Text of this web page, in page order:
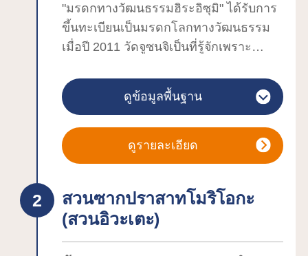
"มรดกทางวัฒนธรรมฮิระอิซุมิ" ได้รับการ
ขึ้นทะเบียนเป็นมรดกโลกทางวัฒนธรรม
เมื่อปี 2011 วัดจูซนจิเป็นที่รู้จักเพราะ
อย่างสวยงามอลังการ แต่ก็ยังมีจุดน่าชม
อื่นๆ อีกมากมาย! ไม่ว่าจะเป็น "วิหารเบงเค
เป็นต้น
วัดจูซนจิสร้างขึ้นเมื่อปี 850 โดยพระที่มี
กระทั่งต้นศตวรรษที่ 12 คิโยะฮิระ ผู้ครอง
แคว้นโอชูรุ่นแรกของตระกูลฟุจิวะระก็ได้
สร้างวัดขนาดใหญ่ขึ้น เพื่ออธิษฐานให้
ดูข้อมูลพื้นฐาน
ดูรายละเอียด
สวนซากปราสาทโมริโอกะ
(สวนอิวะเตะ)